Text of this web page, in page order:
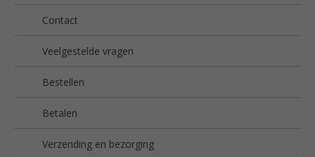
Contact
Veelgestelde vragen
Bestellen
Betalen
Verzending en bezorging